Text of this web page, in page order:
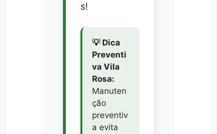
s!
💡 Dica
Preventi
va Vila
Rosa:
Manuten
ção
preventiv
a evita